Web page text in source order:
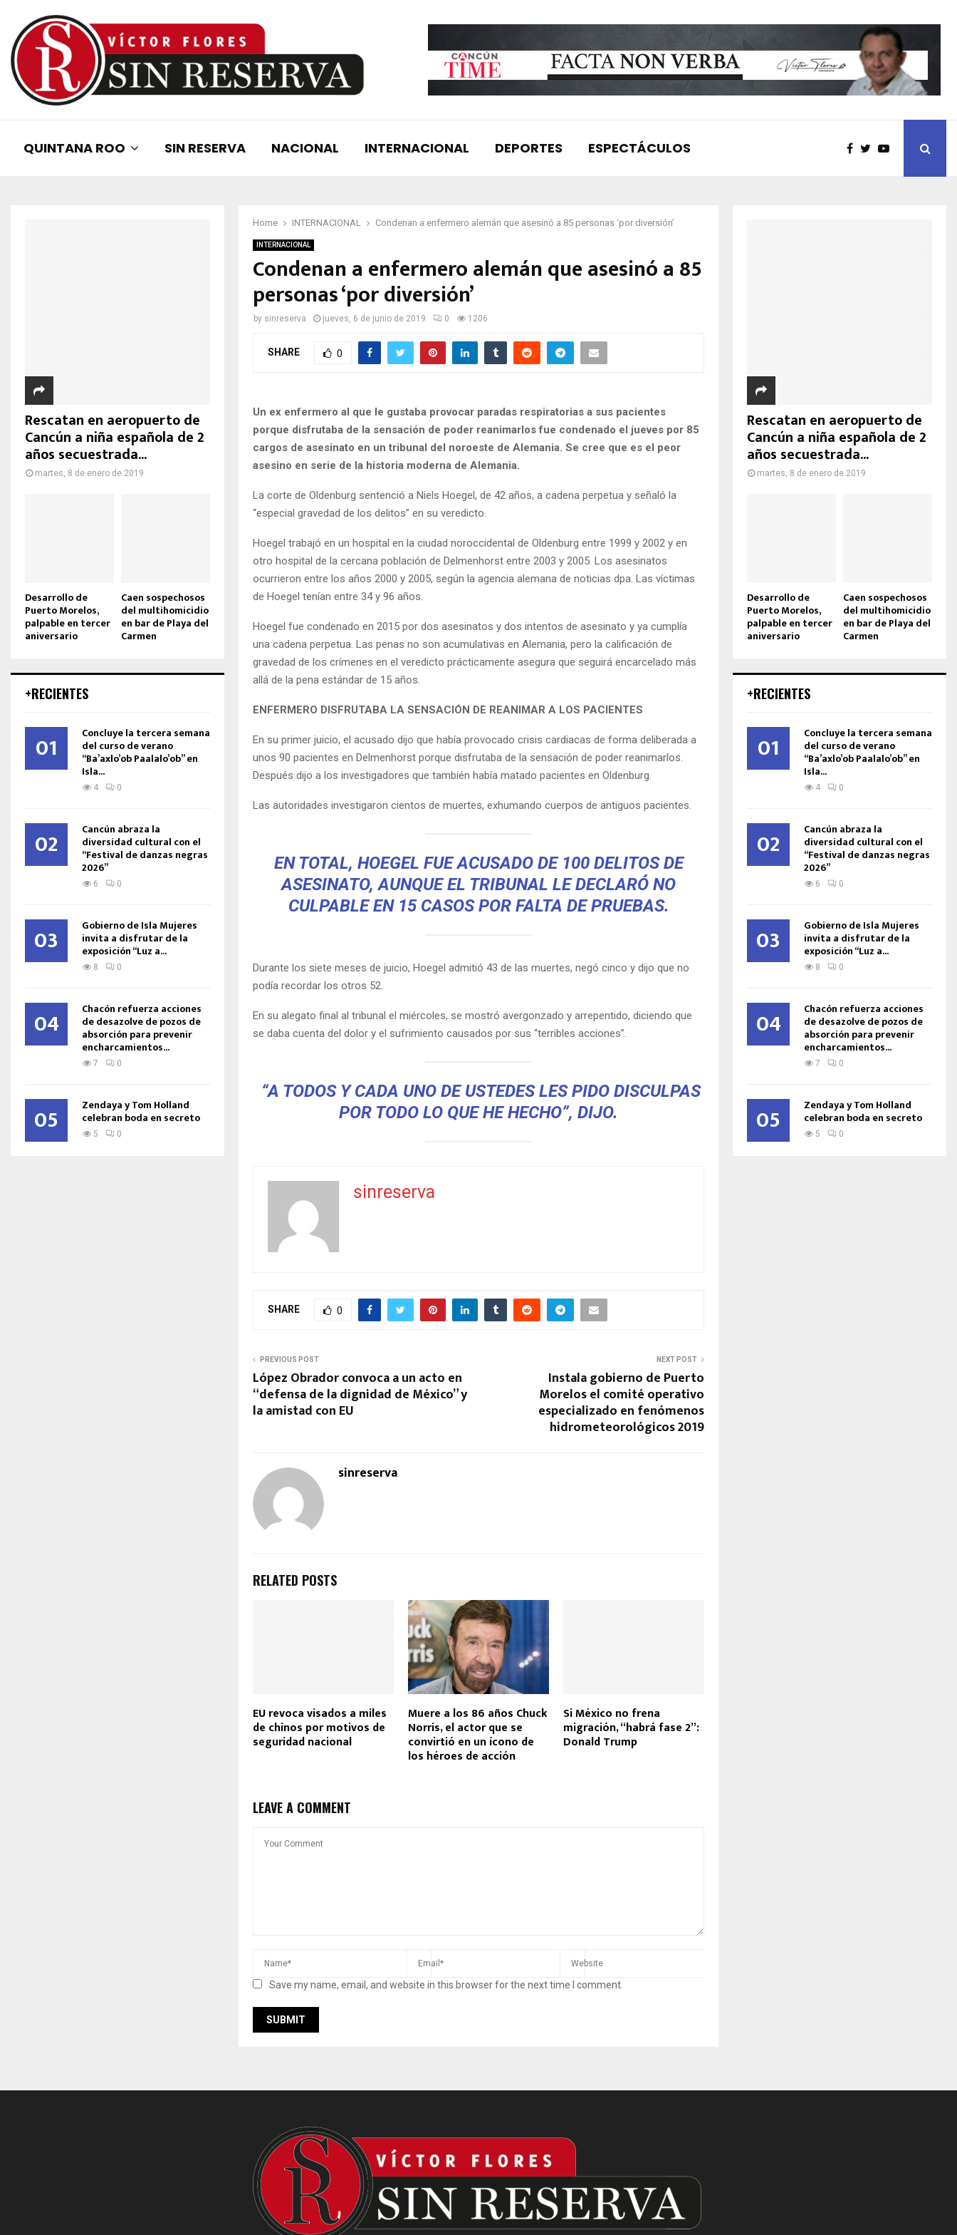
QUINTANA ROO SIN RESERVA NACIONAL INTERNACIONAL DEPORTES ESPECTÁCULOS
Home INTERNACIONAL Condenan a enfermero alemán que asesinó a 85 personas ‘por diversión’
INTERNACIONAL
Condenan a enfermero alemán que asesinó a 85
personas ‘por diversión’
by sinreserva jueves, 6 de junio de 2019 0 1206
SHARE 0
Un ex enfermero al que le gustaba provocar paradas respiratorias a sus pacientes
porque disfrutaba de la sensación de poder reanimarlos fue condenado el jueves por 85
cargos de asesinato en un tribunal del noroeste de Alemania. Se cree que es el peor
asesino en serie de la historia moderna de Alemania.
La corte de Oldenburg sentenció a Niels Hoegel, de 42 años, a cadena perpetua y señaló la
“especial gravedad de los delitos” en su veredicto.
Hoegel trabajó en un hospital en la ciudad noroccidental de Oldenburg entre 1999 y 2002 y en
otro hospital de la cercana población de Delmenhorst entre 2003 y 2005. Los asesinatos
ocurrieron entre los años 2000 y 2005, según la agencia alemana de noticias dpa. Las víctimas
de Hoegel tenían entre 34 y 96 años.
Hoegel fue condenado en 2015 por dos asesinatos y dos intentos de asesinato y ya cumplía
una cadena perpetua. Las penas no son acumulativas en Alemania, pero la calificación de
gravedad de los crímenes en el veredicto prácticamente asegura que seguirá encarcelado más
allá de la pena estándar de 15 años.
ENFERMERO DISFRUTABA LA SENSACIÓN DE REANIMAR A LOS PACIENTES
En su primer juicio, el acusado dijo que había provocado crisis cardiacas de forma deliberada a
unos 90 pacientes en Delmenhorst porque disfrutaba de la sensación de poder reanimarlos.
Después dijo a los investigadores que también había matado pacientes en Oldenburg.
Las autoridades investigaron cientos de muertes, exhumando cuerpos de antiguos pacientes.
EN TOTAL, HOEGEL FUE ACUSADO DE 100 DELITOS DE
ASESINATO, AUNQUE EL TRIBUNAL LE DECLARÓ NO
CULPABLE EN 15 CASOS POR FALTA DE PRUEBAS.
Durante los siete meses de juicio, Hoegel admitió 43 de las muertes, negó cinco y dijo que no
podía recordar los otros 52.
En su alegato final al tribunal el miércoles, se mostró avergonzado y arrepentido, diciendo que
se daba cuenta del dolor y el sufrimiento causados por sus “terribles acciones”.
“A TODOS Y CADA UNO DE USTEDES LES PIDO DISCULPAS
POR TODO LO QUE HE HECHO”, DIJO.
sinreserva
SHARE 0
PREVIOUS POST
López Obrador convoca a un acto en
“defensa de la dignidad de México” y
la amistad con EU
NEXT POST
Instala gobierno de Puerto
Morelos el comité operativo
especializado en fenómenos
hidrometeorológicos 2019
sinreserva
RELATED POSTS
EU revoca visados a miles
de chinos por motivos de
seguridad nacional
Muere a los 86 años Chuck
Norris, el actor que se
convirtió en un ícono de
los héroes de acción
Si México no frena
migración, “habrá fase 2”:
Donald Trump
LEAVE A COMMENT
Save my name, email, and website in this browser for the next time I comment.
Rescatan en aeropuerto de
Cancún a niña española de 2
años secuestrada...
martes, 8 de enero de 2019
Desarrollo de
Puerto Morelos,
palpable en tercer
aniversario
Caen sospechosos
del multihomicidio
en bar de Playa del
Carmen
+RECIENTES
01 Concluye la tercera semana
del curso de verano
“Ba’axlo’ob Paalalo’ob” en
Isla...
4 0
02 Cancún abraza la
diversidad cultural con el
“Festival de danzas negras
2026”
6 0
03 Gobierno de Isla Mujeres
invita a disfrutar de la
exposición “Luz a...
8 0
04 Chacón refuerza acciones
de desazolve de pozos de
absorción para prevenir
encharcamientos...
7 0
05 Zendaya y Tom Holland
celebran boda en secreto
5 0
Rescatan en aeropuerto de
Cancún a niña española de 2
años secuestrada...
martes, 8 de enero de 2019
Desarrollo de
Puerto Morelos,
palpable en tercer
aniversario
Caen sospechosos
del multihomicidio
en bar de Playa del
Carmen
+RECIENTES
01 Concluye la tercera semana
del curso de verano
“Ba’axlo’ob Paalalo’ob” en
Isla...
4 0
02 Cancún abraza la
diversidad cultural con el
“Festival de danzas negras
2026”
6 0
03 Gobierno de Isla Mujeres
invita a disfrutar de la
exposición “Luz a...
8 0
04 Chacón refuerza acciones
de desazolve de pozos de
absorción para prevenir
encharcamientos...
7 0
05 Zendaya y Tom Holland
celebran boda en secreto
5 0